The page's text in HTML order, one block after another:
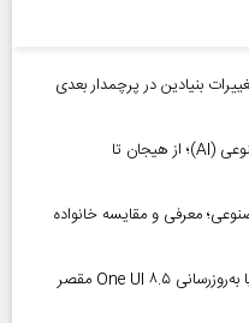
از تغییرات بنیادین در پرچمدار بعدی
رشد خیره‌کننده بازار توکن‌های هوش مصنوعی (AI)؛ از هیجان تا
معرفی و مقایسه خانواده
بحران باتری در گوشی‌های سامسونگ؛ آیا به‌روزرسانی One UI ۸.۵ مقصر